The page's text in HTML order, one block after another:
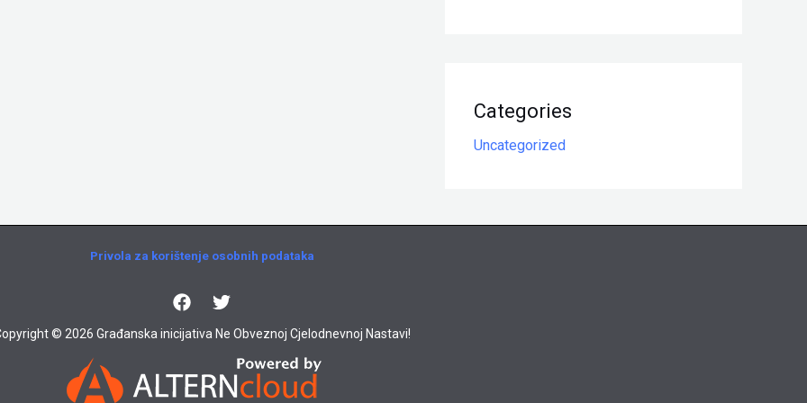
Categories
Uncategorized
Privola za korištenje osobnih podataka
© 2026 Građanska inicijativa Ne Obveznoj Cjelodnevnoj Nastavi!